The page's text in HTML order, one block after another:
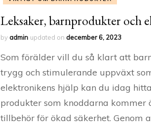
Leksaker, barnprodukter och
byadmin updated on december 6, 2023
Som förälder vill du så klart att
trygg och stimulerande uppväxt
elektronikens hjälp kan du idag
produkter som knoddarna kommer
tillbehör för ökad säkerhet. Genom